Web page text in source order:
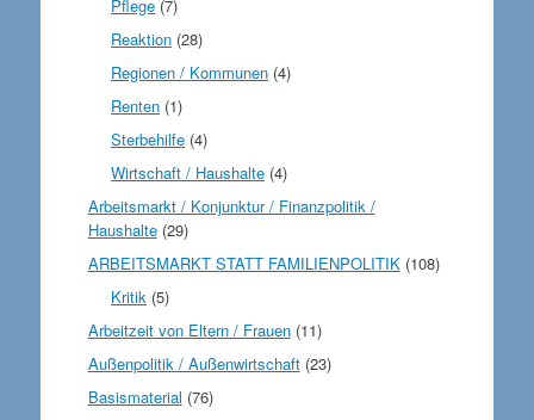
Pflege (7)
Reaktion (28)
Regionen / Kommunen (4)
Renten (1)
Sterbehilfe (4)
Wirtschaft / Haushalte (4)
Arbeitsmarkt / Konjunktur / Finanzpolitik /
Haushalte(29)
ARBEITSMARKT STATT FAMILIENPOLITIK(108)
Kritik (5)
Arbeitzeit von Eltern / Frauen(11)
Außenpolitik / Außenwirtschaft(23)
Basismaterial (76)